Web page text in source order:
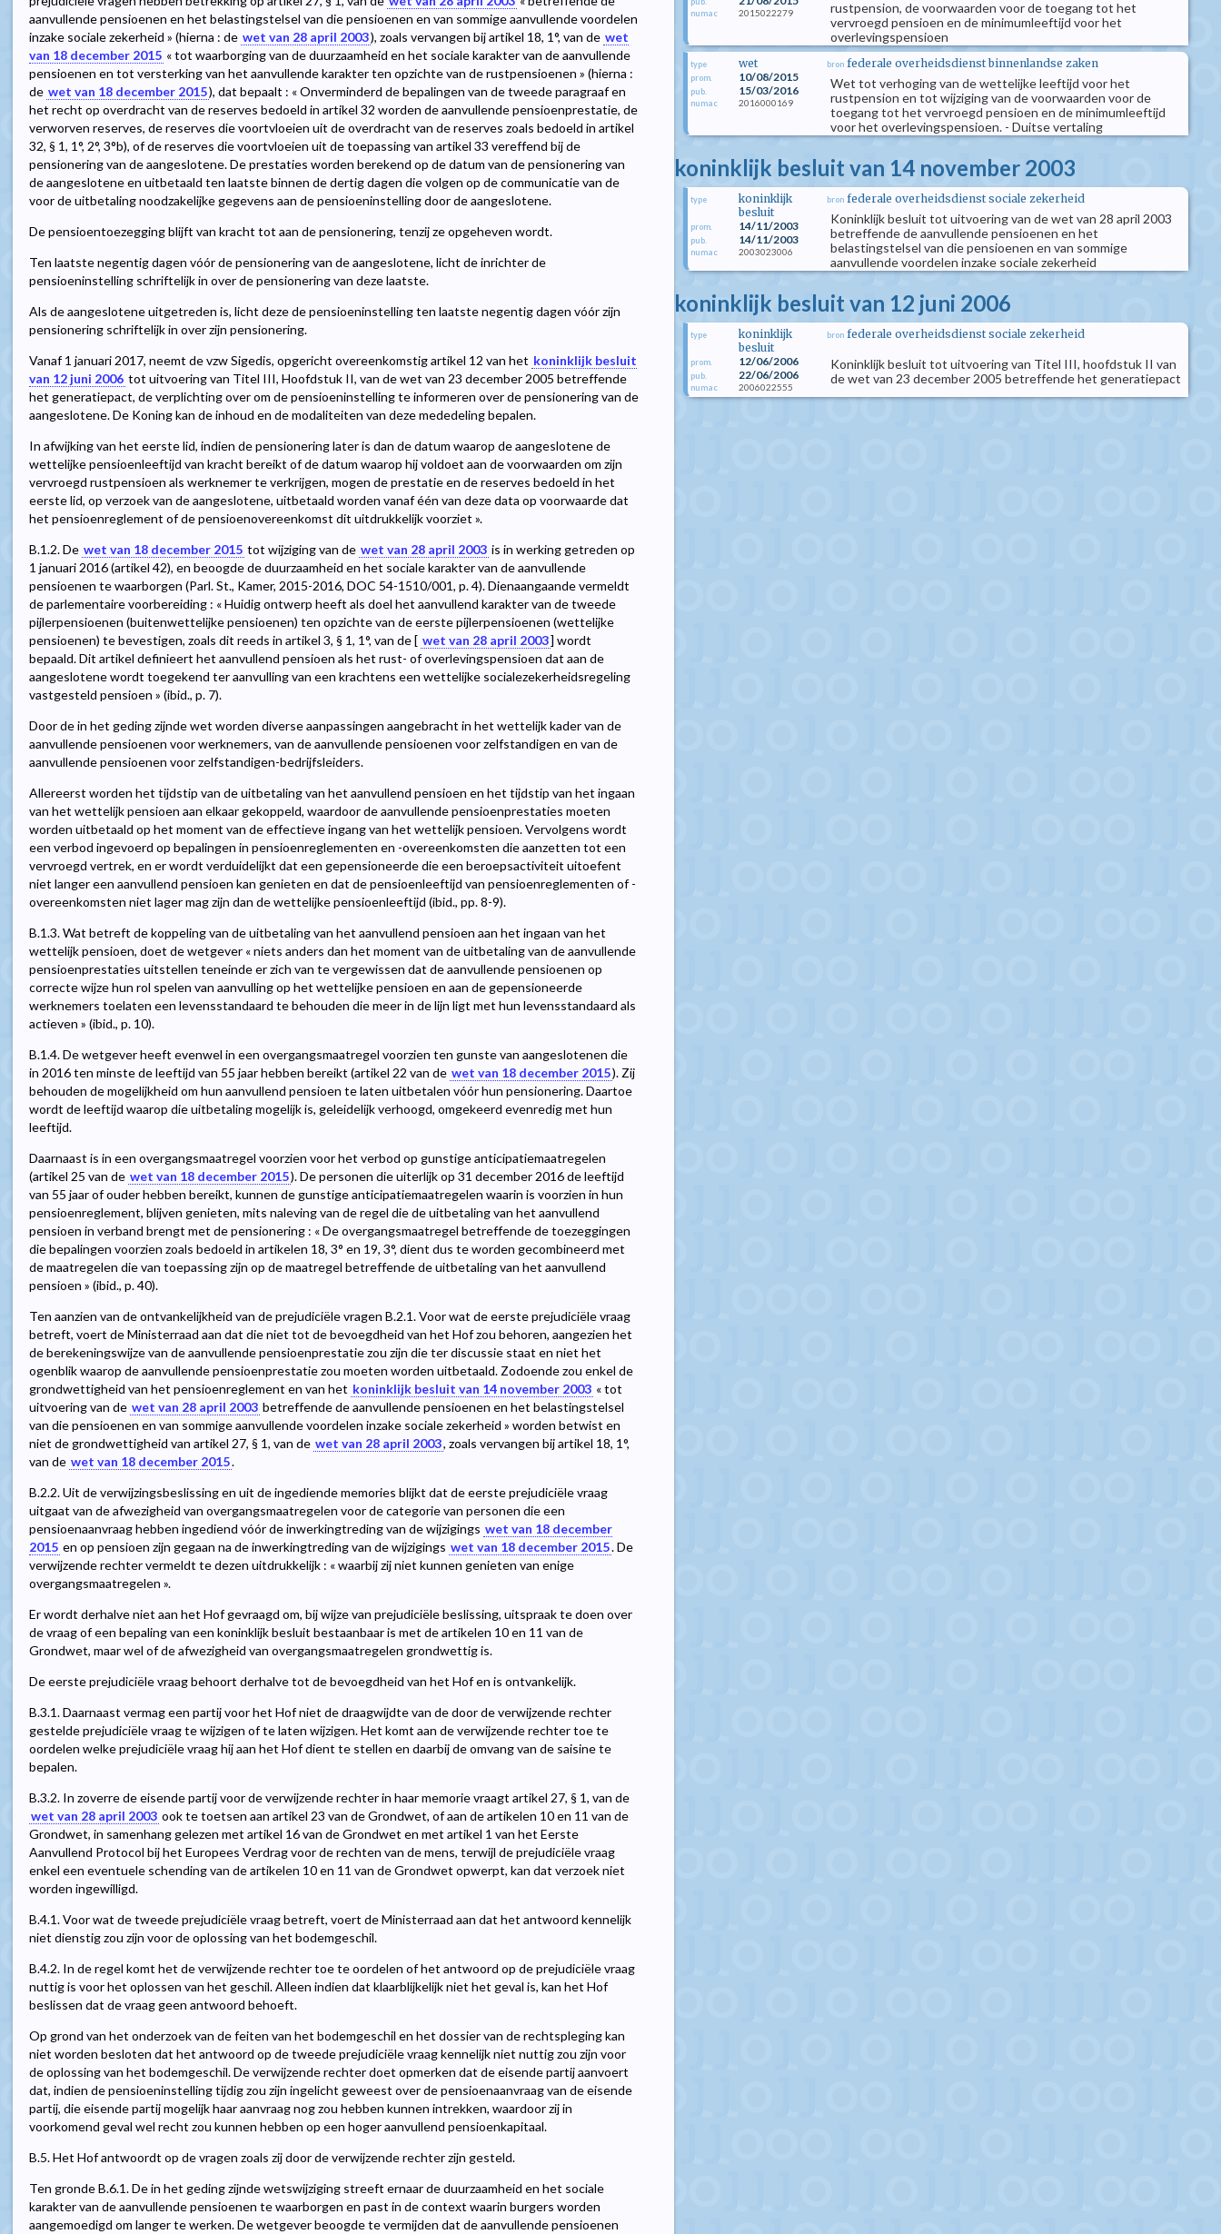
aanvullende pensioenen en het belastingstelsel van die pensioenen en van sommige aanvullende voordelen
inzake sociale zekerheid » (hierna : de wet van 28 april 2003), zoals vervangen bij artikel 18, 1°, van de wet
van 18 december 2015 « tot waarborging van de duurzaamheid en het sociale karakter van de aanvullende
pensioenen en tot versterking van het aanvullende karakter ten opzichte van de rustpensioenen » (hierna :
de wet van 18 december 2015), dat bepaalt : « Onverminderd de bepalingen van de tweede paragraaf en
het recht op overdracht van de reserves bedoeld in artikel 32 worden de aanvullende pensioenprestatie, de
verworven reserves, de reserves die voortvloeien uit de overdracht van de reserves zoals bedoeld in artikel
32, § 1, 1°, 2°, 3°b), of de reserves die voortvloeien uit de toepassing van artikel 33 vereffend bij de
pensionering van de aangeslotene. De prestaties worden berekend op de datum van de pensionering van
de aangeslotene en uitbetaald ten laatste binnen de dertig dagen die volgen op de communicatie van de
voor de uitbetaling noodzakelijke gegevens aan de pensioeninstelling door de aangeslotene.
De pensioentoezegging blijft van kracht tot aan de pensionering, tenzij ze opgeheven wordt.
Ten laatste negentig dagen vóór de pensionering van de aangeslotene, licht de inrichter de
pensioeninstelling schriftelijk in over de pensionering van deze laatste.
Als de aangeslotene uitgetreden is, licht deze de pensioeninstelling ten laatste negentig dagen vóór zijn
pensionering schriftelijk in over zijn pensionering.
Vanaf 1 januari 2017, neemt de vzw Sigedis, opgericht overeenkomstig artikel 12 van het koninklijk besluit
van 12 juni 2006 tot uitvoering van Titel III, Hoofdstuk II, van de wet van 23 december 2005 betreffende
het generatiepact, de verplichting over om de pensioeninstelling te informeren over de pensionering van de
aangeslotene. De Koning kan de inhoud en de modaliteiten van deze mededeling bepalen.
In afwijking van het eerste lid, indien de pensionering later is dan de datum waarop de aangeslotene de
wettelijke pensioenleeftijd van kracht bereikt of de datum waarop hij voldoet aan de voorwaarden om zijn
vervroegd rustpensioen als werknemer te verkrijgen, mogen de prestatie en de reserves bedoeld in het
eerste lid, op verzoek van de aangeslotene, uitbetaald worden vanaf één van deze data op voorwaarde dat
het pensioenreglement of de pensioenovereenkomst dit uitdrukkelijk voorziet ».
B.1.2. De wet van 18 december 2015 tot wijziging van de wet van 28 april 2003 is in werking getreden op
1 januari 2016 (artikel 42), en beoogde de duurzaamheid en het sociale karakter van de aanvullende
pensioenen te waarborgen (Parl. St., Kamer, 2015-2016, DOC 54-1510/001, p. 4). Dienaangaande vermeldt
de parlementaire voorbereiding : « Huidig ontwerp heeft als doel het aanvullend karakter van de tweede
pijlerpensioenen (buitenwettelijke pensioenen) ten opzichte van de eerste pijlerpensioenen (wettelijke
pensioenen) te bevestigen, zoals dit reeds in artikel 3, § 1, 1°, van de [ wet van 28 april 2003] wordt
bepaald. Dit artikel definieert het aanvullend pensioen als het rust- of overlevingspensioen dat aan de
aangeslotene wordt toegekend ter aanvulling van een krachtens een wettelijke socialezekerheidsregeling
vastgesteld pensioen » (ibid., p. 7).
Door de in het geding zijnde wet worden diverse aanpassingen aangebracht in het wettelijk kader van de
aanvullende pensioenen voor werknemers, van de aanvullende pensioenen voor zelfstandigen en van de
aanvullende pensioenen voor zelfstandigen-bedrijfsleiders.
Allereerst worden het tijdstip van de uitbetaling van het aanvullend pensioen en het tijdstip van het ingaan
van het wettelijk pensioen aan elkaar gekoppeld, waardoor de aanvullende pensioenprestaties moeten
worden uitbetaald op het moment van de effectieve ingang van het wettelijk pensioen. Vervolgens wordt
een verbod ingevoerd op bepalingen in pensioenreglementen en -overeenkomsten die aanzetten tot een
vervroegd vertrek, en er wordt verduidelijkt dat een gepensioneerde die een beroepsactiviteit uitoefent
niet langer een aanvullend pensioen kan genieten en dat de pensioenleeftijd van pensioenreglementen of -
overeenkomsten niet lager mag zijn dan de wettelijke pensioenleeftijd (ibid., pp. 8-9).
B.1.3. Wat betreft de koppeling van de uitbetaling van het aanvullend pensioen aan het ingaan van het
wettelijk pensioen, doet de wetgever « niets anders dan het moment van de uitbetaling van de aanvullende
pensioenprestaties uitstellen teneinde er zich van te vergewissen dat de aanvullende pensioenen op
correcte wijze hun rol spelen van aanvulling op het wettelijke pensioen en aan de gepensioneerde
werknemers toelaten een levensstandaard te behouden die meer in de lijn ligt met hun levensstandaard als
actieven » (ibid., p. 10).
B.1.4. De wetgever heeft evenwel in een overgangsmaatregel voorzien ten gunste van aangeslotenen die
in 2016 ten minste de leeftijd van 55 jaar hebben bereikt (artikel 22 van de wet van 18 december 2015). Zij
behouden de mogelijkheid om hun aanvullend pensioen te laten uitbetalen vóór hun pensionering. Daartoe
wordt de leeftijd waarop die uitbetaling mogelijk is, geleidelijk verhoogd, omgekeerd evenredig met hun
leeftijd.
Daarnaast is in een overgangsmaatregel voorzien voor het verbod op gunstige anticipatiemaatregelen
(artikel 25 van de wet van 18 december 2015). De personen die uiterlijk op 31 december 2016 de leeftijd
van 55 jaar of ouder hebben bereikt, kunnen de gunstige anticipatiemaatregelen waarin is voorzien in hun
pensioenreglement, blijven genieten, mits naleving van de regel die de uitbetaling van het aanvullend
pensioen in verband brengt met de pensionering : « De overgangsmaatregel betreffende de toezeggingen
die bepalingen voorzien zoals bedoeld in artikelen 18, 3° en 19, 3°, dient dus te worden gecombineerd met
de maatregelen die van toepassing zijn op de maatregel betreffende de uitbetaling van het aanvullend
pensioen » (ibid., p. 40).
Ten aanzien van de ontvankelijkheid van de prejudiciële vragen B.2.1. Voor wat de eerste prejudiciële vraag
betreft, voert de Ministerraad aan dat die niet tot de bevoegdheid van het Hof zou behoren, aangezien het
de berekeningswijze van de aanvullende pensioenprestatie zou zijn die ter discussie staat en niet het
ogenblik waarop de aanvullende pensioenprestatie zou moeten worden uitbetaald. Zodoende zou enkel de
grondwettigheid van het pensioenreglement en van het koninklijk besluit van 14 november 2003 « tot
uitvoering van de wet van 28 april 2003 betreffende de aanvullende pensioenen en het belastingstelsel
van die pensioenen en van sommige aanvullende voordelen inzake sociale zekerheid » worden betwist en
niet de grondwettigheid van artikel 27, § 1, van de wet van 28 april 2003, zoals vervangen bij artikel 18, 1°,
van de wet van 18 december 2015.
B.2.2. Uit de verwijzingsbeslissing en uit de ingediende memories blijkt dat de eerste prejudiciële vraag
uitgaat van de afwezigheid van overgangsmaatregelen voor de categorie van personen die een
pensioenaanvraag hebben ingediend vóór de inwerkingtreding van de wijzigings wet van 18 december
2015 en op pensioen zijn gegaan na de inwerkingtreding van de wijzigings wet van 18 december 2015. De
verwijzende rechter vermeldt te dezen uitdrukkelijk : « waarbij zij niet kunnen genieten van enige
overgangsmaatregelen ».
Er wordt derhalve niet aan het Hof gevraagd om, bij wijze van prejudiciële beslissing, uitspraak te doen over
de vraag of een bepaling van een koninklijk besluit bestaanbaar is met de artikelen 10 en 11 van de
Grondwet, maar wel of de afwezigheid van overgangsmaatregelen grondwettig is.
De eerste prejudiciële vraag behoort derhalve tot de bevoegdheid van het Hof en is ontvankelijk.
B.3.1. Daarnaast vermag een partij voor het Hof niet de draagwijdte van de door de verwijzende rechter
gestelde prejudiciële vraag te wijzigen of te laten wijzigen. Het komt aan de verwijzende rechter toe te
oordelen welke prejudiciële vraag hij aan het Hof dient te stellen en daarbij de omvang van de saisine te
bepalen.
B.3.2. In zoverre de eisende partij voor de verwijzende rechter in haar memorie vraagt artikel 27, § 1, van de
wet van 28 april 2003 ook te toetsen aan artikel 23 van de Grondwet, of aan de artikelen 10 en 11 van de
Grondwet, in samenhang gelezen met artikel 16 van de Grondwet en met artikel 1 van het Eerste
Aanvullend Protocol bij het Europees Verdrag voor de rechten van de mens, terwijl de prejudiciële vraag
enkel een eventuele schending van de artikelen 10 en 11 van de Grondwet opwerpt, kan dat verzoek niet
worden ingewilligd.
B.4.1. Voor wat de tweede prejudiciële vraag betreft, voert de Ministerraad aan dat het antwoord kennelijk
niet dienstig zou zijn voor de oplossing van het bodemgeschil.
B.4.2. In de regel komt het de verwijzende rechter toe te oordelen of het antwoord op de prejudiciële vraag
nuttig is voor het oplossen van het geschil. Alleen indien dat klaarblijkelijk niet het geval is, kan het Hof
beslissen dat de vraag geen antwoord behoeft.
Op grond van het onderzoek van de feiten van het bodemgeschil en het dossier van de rechtspleging kan
niet worden besloten dat het antwoord op de tweede prejudiciële vraag kennelijk niet nuttig zou zijn voor
de oplossing van het bodemgeschil. De verwijzende rechter doet opmerken dat de eisende partij aanvoert
dat, indien de pensioeninstelling tijdig zou zijn ingelicht geweest over de pensioenaanvraag van de eisende
partij, die eisende partij mogelijk haar aanvraag nog zou hebben kunnen intrekken, waardoor zij in
voorkomend geval wel recht zou kunnen hebben op een hoger aanvullend pensioenkapitaal.
B.5. Het Hof antwoordt op de vragen zoals zij door de verwijzende rechter zijn gesteld.
Ten gronde B.6.1. De in het geding zijnde wetswijziging streeft ernaar de duurzaamheid en het sociale
karakter van de aanvullende pensioenen te waarborgen en past in de context waarin burgers worden
aangemoedigd om langer te werken. De wetgever beoogde te vermijden dat de aanvullende pensioenen
numac 2015022279
rustpension, de voorwaarden voor de toegang tot het
vervroegd pensioen en de minimumleeftijd voor het
overlevingspensioen
type wet
prom. 10/08/2015
pub. 15/03/2016
numac 2016000169
bron federale overheidsdienst binnenlandse zaken
Wet tot verhoging van de wettelijke leeftijd voor het
rustpension en tot wijziging van de voorwaarden voor de
toegang tot het vervroegd pensioen en de minimumleeftijd
voor het overlevingspensioen. - Duitse vertaling
koninklijk besluit van 14 november 2003
type
koninklijk
besluit
prom. 14/11/2003
pub. 14/11/2003
numac 2003023006
bron federale overheidsdienst sociale zekerheid
Koninklijk besluit tot uitvoering van de wet van 28 april 2003
betreffende de aanvullende pensioenen en het
belastingstelsel van die pensioenen en van sommige
aanvullende voordelen inzake sociale zekerheid
koninklijk besluit van 12 juni 2006
type
koninklijk
besluit
prom. 12/06/2006
pub. 22/06/2006
numac 2006022555
bron federale overheidsdienst sociale zekerheid
Koninklijk besluit tot uitvoering van Titel III, hoofdstuk II van
de wet van 23 december 2005 betreffende het generatiepact